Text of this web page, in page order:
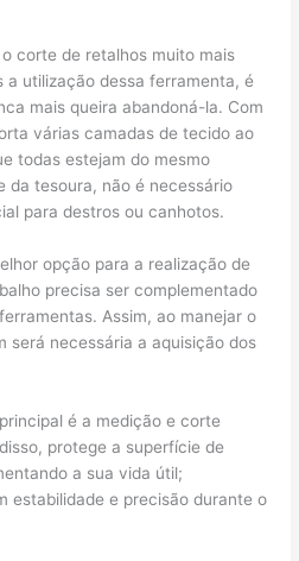
corte de retalhos muito mais
a utilização dessa ferramenta, é
mais queira abandoná-la. Com
várias camadas de tecido ao
todas estejam do mesmo
da tesoura, não é necessário
para destros ou canhotos.
opção para a realização de
precisa ser complementado
Assim, ao manejar o
será necessária a aquisição dos
é a medição e corte
protege a superfície de
a sua vida útil;
estabilidade e precisão durante o